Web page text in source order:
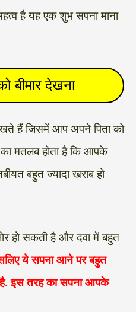
है यह एक शुभ सपना माना
बीमार देखना
हैं जिसमें आप अपने पिता को
मतलब होता है कि आपके
बहुत ज्यादा खराब हो
हो सकती है और दवा में बहुत
ये सपना आने पर बहुत
इस तरह का सपना आपके